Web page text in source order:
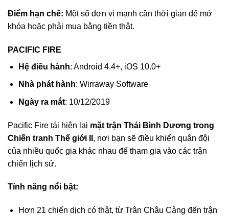
Điểm hạn chế: Một số đơn vị mạnh cần thời gian để mở
khóa hoặc phải mua bằng tiền thật.
PACIFIC FIRE
Hệ điều hành: Android 4.4+, iOS 10.0+
Nhà phát hành: Wirraway Software
Ngày ra mắt: 10/12/2019
Pacific Fire tái hiện lại mặt trận Thái Bình Dương trong
Chiến tranh Thế giới II , nơi bạn sẽ điều khiển quân đội
của nhiều quốc gia khác nhau để tham gia vào các trận
chiến lịch sử.
Tính năng nổi bật:
Hơn 21 chiến dịch có thật, từ Trân Châu Cảng đến trận